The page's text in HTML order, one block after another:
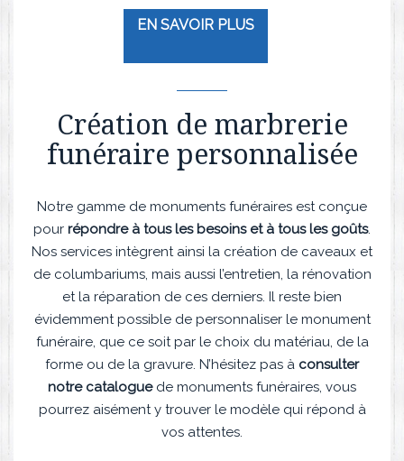
EN SAVOIR PLUS
Création de marbrerie
funéraire personnalisée
Notre gamme de monuments funéraires est conçue
pour répondre à tous les besoins et à tous les goûts.
Nos services intègrent ainsi la création de caveaux et
de columbariums, mais aussi l’entretien, la rénovation
et la réparation de ces derniers. Il reste bien
évidemment possible de personnaliser le monument
funéraire, que ce soit par le choix du matériau, de la
forme ou de la gravure. N’hésitez pas à consulter
notre cataloguede monuments funéraires, vous
pourrez aisément y trouver le modèle qui répond à
vos attentes.